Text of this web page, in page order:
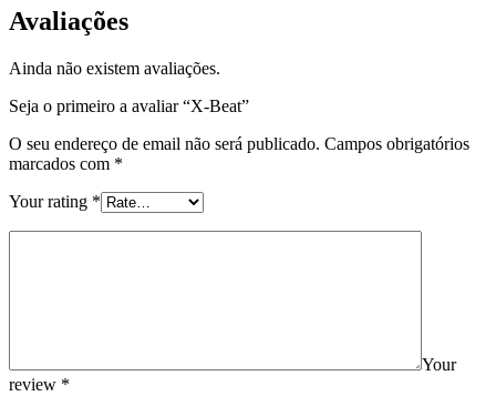
Avaliações
Ainda não existem avaliações.
Seja o primeiro a avaliar “X-Beat”
O seu endereço de email não será publicado. Campos obrigatórios
marcados com *
Your rating *
Your
review *